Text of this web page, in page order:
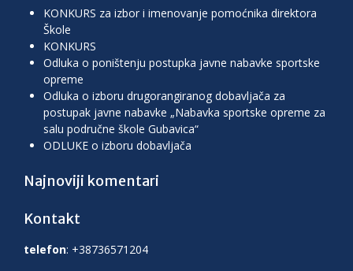
KONKURS za izbor i imenovanje pomoćnika direktora
Škole
KONKURS
Odluka o poništenju postupka javne nabavke sportske
opreme
Odluka o izboru drugorangiranog dobavljača za
postupak javne nabavke „Nabavka sportske opreme za
salu područne škole Gubavica“
ODLUKE o izboru dobavljača
Najnoviji komentari
Kontakt
telefon: +38736571204